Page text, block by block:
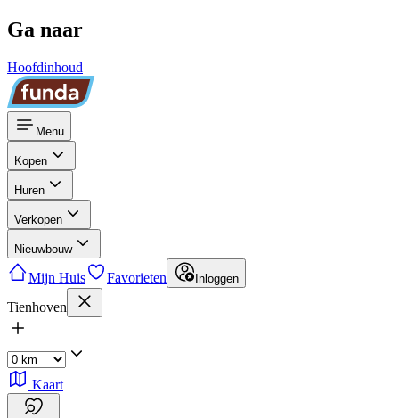
Ga naar
Hoofdinhoud
Menu
Kopen
Huren
Verkopen
Nieuwbouw
Mijn Huis Favorieten Inloggen
Tienhoven
Kaart